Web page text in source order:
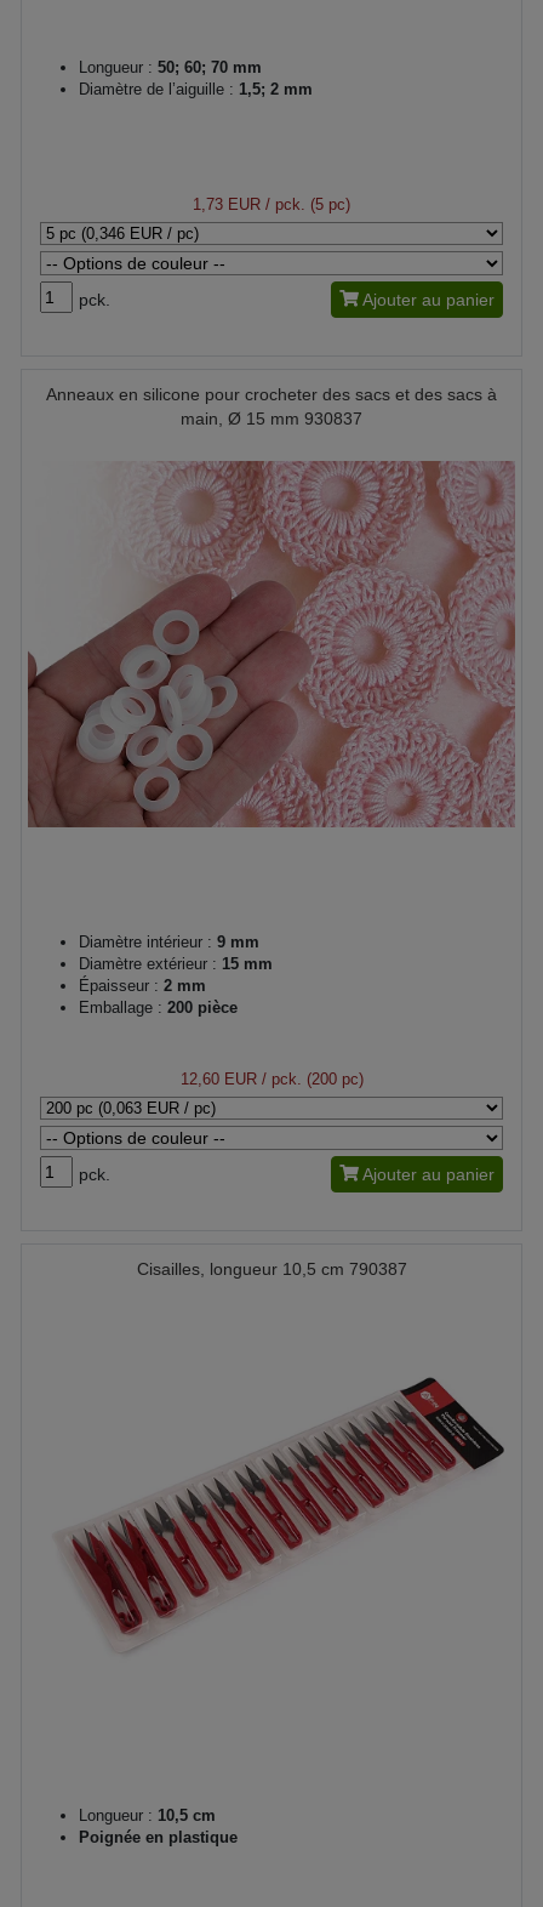
Longueur : 50; 60; 70 mm
Diamètre de l’aiguille : 1,5; 2 mm
1,73 EUR / pck. (5 pc)
pck. Ajouter au panier
Anneaux en silicone pour crocheter des sacs et des sacs à
main, Ø 15 mm 930837
Diamètre intérieur : 9 mm
Diamètre extérieur : 15 mm
Épaisseur : 2 mm
Emballage : 200 pièce
12,60 EUR/ pck. (200 pc)
pck. Ajouter au panier
Cisailles, longueur 10,5 cm 790387
Longueur : 10,5 cm
Poignée en plastique